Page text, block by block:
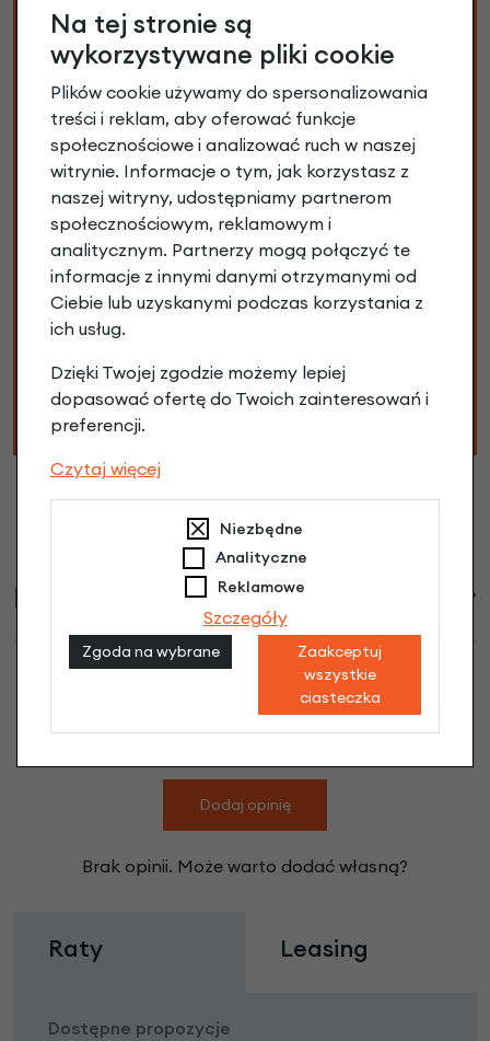
Wzrost: od 80 cm
Każdy producent zastrzega możliwość lekkiej zmiany
specyfikacji, materiałów oraz wyposażenia bez
wcześniejszej informacji. Zmiany te mogą nie być
uwzględnione w specyfikacji oraz na zdjęciach. W
związku z tym dostarczony do Ciebie rower może
różnić się niektórymi częściami. Nie stanowi to wady i
nie wpływa to na funkcjonalność techniczną roweru.
Dlatego możliwe jest, że Twój rower jest
zmontowany nieco inaczej niż podaje specyfikacja.
Na przykład może się zdarzyć, że w swoim rowerze
się, Twój rower i części zamienne nadal są w wysokiej
jakości.
Informacje handlowe
Jeździk Puky WUTSCH Zielony opinie
Dodaj opinię
Brak opinii. Może warto dodać własną?
Raty Leasing
Dostępne propozycje
Na tej stronie są
wykorzystywane pliki cookie
Plików cookie używamy do spersonalizowania
treści i reklam, aby oferować funkcje
społecznościowe i analizować ruch w naszej
witrynie. Informacje o tym, jak korzystasz z
naszej witryny, udostępniamy partnerom
społecznościowym, reklamowym i
analitycznym. Partnerzy mogą połączyć te
informacje z innymi danymi otrzymanymi od
Ciebie lub uzyskanymi podczas korzystania z
ich usług.
Dzięki Twojej zgodzie możemy lepiej
dopasować ofertę do Twoich zainteresowań i
preferencji.
Czytaj więcej
Niezbędne
Analityczne
Reklamowe
Szczegóły
Zgoda na wybrane
Zaakceptuj
wszystkie
ciasteczka